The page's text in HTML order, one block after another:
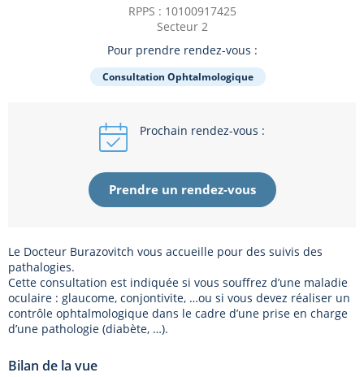
RPPS : 10100917425
Secteur 2
Pour prendre rendez-vous :
Consultation Ophtalmologique
Prochain rendez-vous :
Prendre un rendez-vous
Le Docteur Burazovitch vous accueille pour des suivis des
pathalogies.
Cette consultation est indiquée si vous souffrez d’une maladie
oculaire : glaucome, conjontivite, …ou si vous devez réaliser un
contrôle ophtalmologique dans le cadre d’une prise en charge
d’une pathologie (diabète, …).
Bilan de la vue